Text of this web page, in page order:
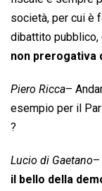
società, per cui è
dibattito pubblico,
non prerogativa
Piero Ricca–
esempio per il
?
Lucio di Gaetano–
il bello della